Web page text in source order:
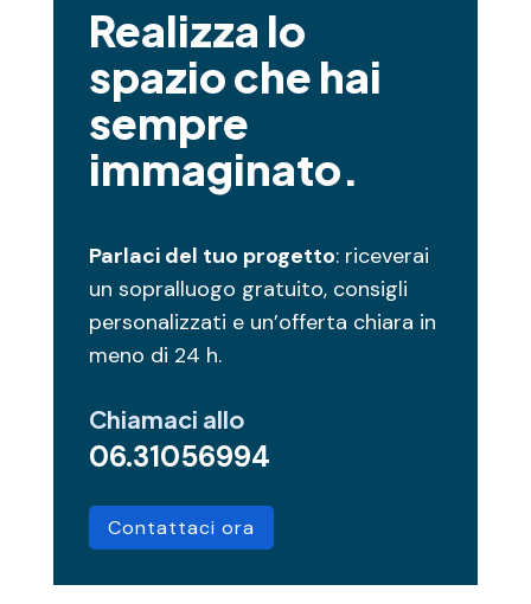
Realizza lo
spazio che hai
sempre
immaginato.
Parlaci del tuo progetto: riceverai
un sopralluogo gratuito, consigli
personalizzati e un’offerta chiara in
meno di 24 h.
Chiamaci allo
06.31056994
Contattaci ora